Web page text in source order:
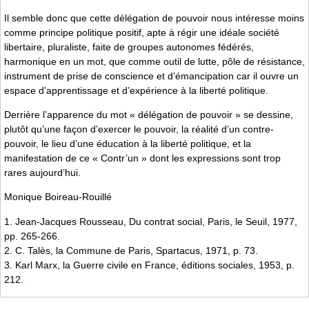
Il semble donc que cette délégation de pouvoir nous intéresse moins
comme principe politique positif, apte à régir une idéale société
libertaire, pluraliste, faite de groupes autonomes fédérés,
harmonique en un mot, que comme outil de lutte, pôle de résistance,
instrument de prise de conscience et d’émancipation car il ouvre un
espace d’apprentissage et d’expérience à la liberté politique.
Derrière l’apparence du mot « délégation de pouvoir » se dessine,
plutôt qu’une façon d’exercer le pouvoir, la réalité d’un contre-
pouvoir, le lieu d’une éducation à la liberté politique, et la
manifestation de ce « Contr’un » dont les expressions sont trop
rares aujourd’hui.
Monique Boireau-Rouillé
1. Jean-Jacques Rousseau, Du contrat social, Paris, le Seuil, 1977,
pp. 265-266.
2. C. Talès, la Commune de Paris, Spartacus, 1971, p. 73.
3. Karl Marx, la Guerre civile en France, éditions sociales, 1953, p.
212.